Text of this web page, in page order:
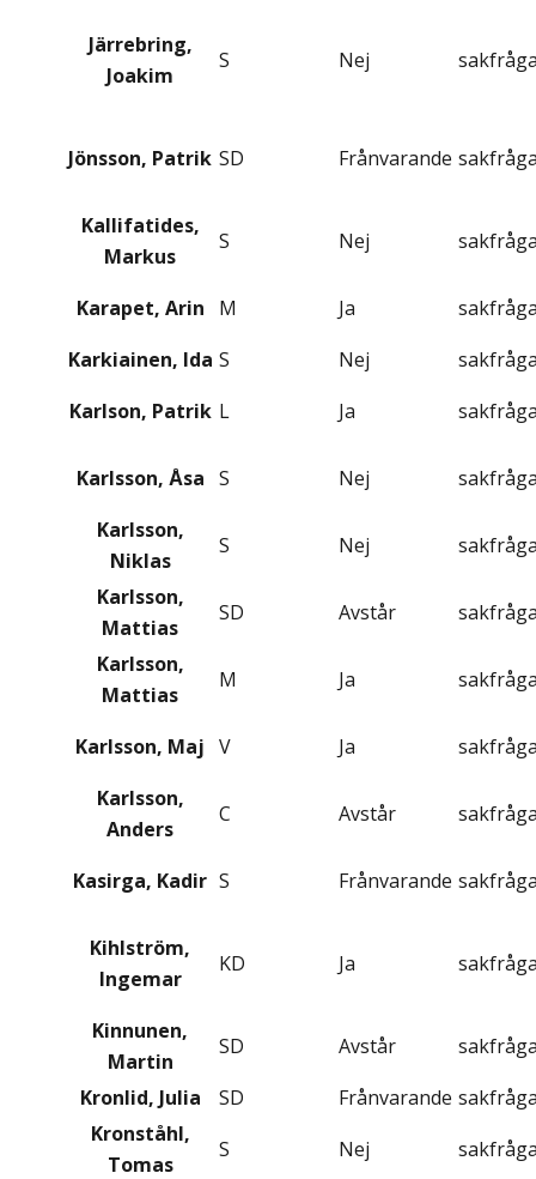
Järrebring,
Joakim
S Nej
Jönsson, Patrik SD Frånvarande
Kallifatides,
Markus
S Nej
Karapet, Arin M Ja
Karkiainen, Ida S Nej
Karlson, Patrik L Ja
Karlsson, Åsa S Nej
Karlsson,
Niklas
S Nej
Karlsson,
Mattias
SD Avstår
Karlsson,
Mattias
M Ja
Karlsson, Maj V Ja
Karlsson,
Anders
C Avstår
Kasirga, Kadir S Frånvarande
Kihlström,
Ingemar
KD Ja
Kinnunen,
Martin
SD Avstår
Kronlid, Julia
SD Frånvarande
Kronståhl,
Tomas
S Nej